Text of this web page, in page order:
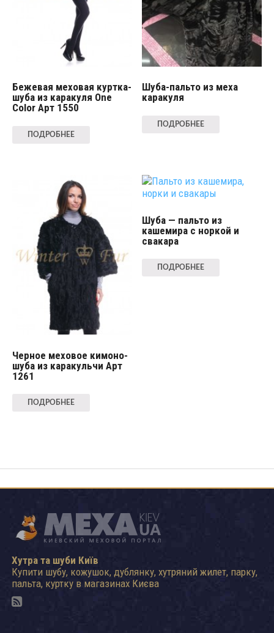
Бежевая меховая куртка-
шуба из каракуля One
Color Арт 1550
ПОДРОБНЕЕ
Шуба-пальто из меха
каракуля
ПОДРОБНЕЕ
Черное меховое кимоно-
шуба из каракульчи Арт
1261
ПОДРОБНЕЕ
Шуба — пальто из
кашемира с норкой и
свакара
ПОДРОБНЕЕ
Хутра та шуби Київ
Купити шубу, кожушок, дублянку, хутряний жилет, парку,
пальта, куртку в магазинах Києва